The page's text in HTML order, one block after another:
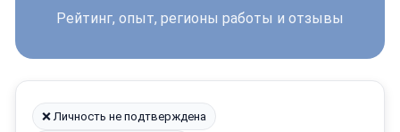
Рейтинг, опыт, регионы работы и отзывы
❌ Личность не подтверждена